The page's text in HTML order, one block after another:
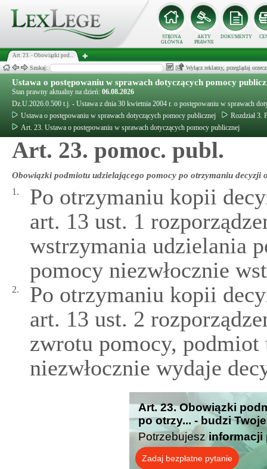
STRONA
GŁÓWNA
AKTY
PRAWNE
DOKUMENTY
Art. 23. - Obowiązki pod...
Szukaj: Wyłącz reklamy, przeglądaj
Ustawa o postępowaniu w sprawach dotyczących pomocy
Stan prawny aktualny na dzień: 06.08.2026
Dz.U.2026.0.500 t.j. - Ustawa z dnia 30 kwietnia 2004 r. o postępowaniu w sprawach
Ustawa o postępowaniu w sprawach dotyczących pomocy publicznej
Rozdział 3.
Art. 23. Ustawa o postępowaniu w sprawach dotyczących pomocy publicznej
Art. 23. pomoc. publ.
Obowiązki podmiotu udzielającego pomocy po otrzymaniu
1.
Po otrzymaniu kopii
art. 13 ust. 1
wstrzymania udzielania
pomocy niezwłocznie
2.
Po otrzymaniu kopii
art. 13 ust. 2
zwrotu pomocy,
niezwłocznie wydaje
Art. 23. Obowiązki
po otrzy... - budzi
Potrzebujesz informacji
Zadaj bezpłatne pytanie